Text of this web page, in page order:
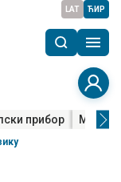
LAT ЋИР
прибор Мала